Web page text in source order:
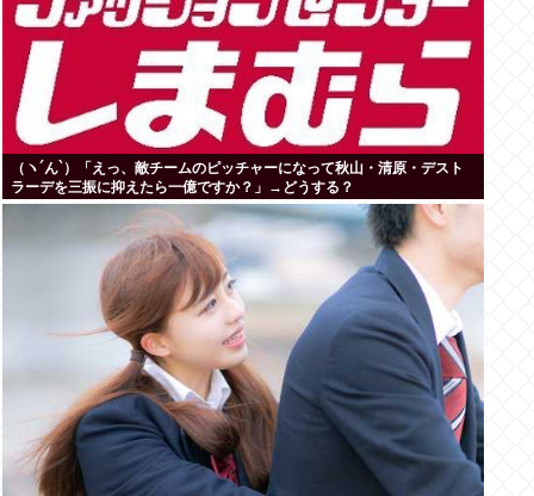
（ヽ´ん`）「えっ、敵チームのピッチャーになって秋山・清原・デスト
ラーデを三振に抑えたら一億ですか？」→どうする？